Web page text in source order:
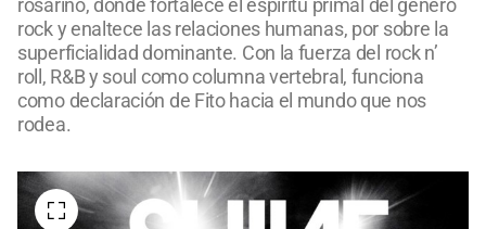
rosarino, donde fortalece el espíritu primal del género
rock y enaltece las relaciones humanas, por sobre la
superficialidad dominante. Con la fuerza del rock n’
roll, R&B y soul como columna vertebral, funciona
como declaración de Fito hacia el mundo que nos
rodea.